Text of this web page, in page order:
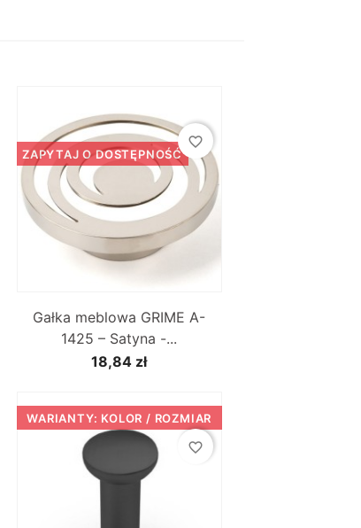
Gałka meblowa GRIME A-
1425 – Satyna -...
18,84 zł
ZAPYTAJ O DOSTĘPNOŚĆ
favorite_border
WARIANTY: KOLOR / ROZMIAR
favorite_border